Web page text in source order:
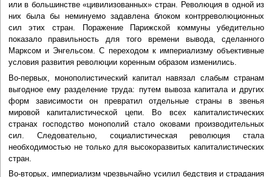
или в большинстве «цивилизованных» стран. Революция в одной из
них была бы неминуемо задавлена блоком контрреволюционных
сил этих стран. Поражение Парижской коммуны убедительно
показало правильность для того времени вывода, сделанного
Марксом и Энгельсом. С переходом к империализму объективные
условия развития революции коренным образом изменились.
Во-первых, монополистический капитал навязал слабым странам
выгодное ему разделение труда: путем вывоза капитала и других
форм зависимости он превратил отдельные страны в звенья
мировой капиталистической цепи. Во всех капиталистических
странах господство монополий стало оковами производительных
сил. Следовательно, социалистическая революция стала
необходимостью не только для высокоразвитых капиталистических
стран.
Во-вторых, империализм чрезвычайно усилил бедствия и страдания